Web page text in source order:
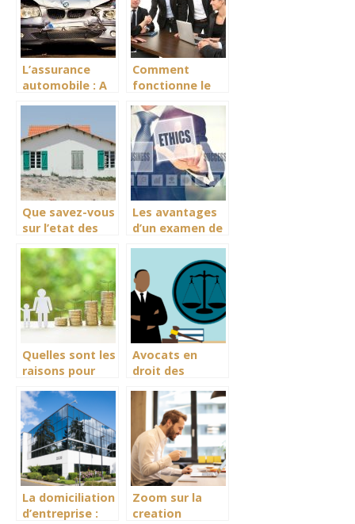
L’assurance
automobile : A
quels sont les
avantages ?
Comment
fonctionne le
determinee ?
Que savez-vous
sur l’etat des
location
immobiliere ?
Les avantages
d’un examen de
conformite
fiscale
Quelles sont les
raisons pour
dossier peut
etre radie de la
CAF ?
Avocats en
droit des
bonnes raisons
d’y recourir
La domiciliation
d’entreprise :
Zoom sur la
creation